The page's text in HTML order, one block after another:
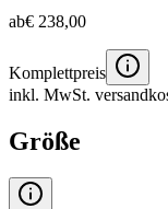
ab€ 238,00
Komplettpreis
inkl. MwSt.
Größe